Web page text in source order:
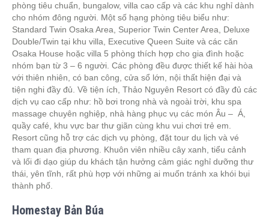
phòng tiêu chuẩn, bungalow, villa cao cấp và các khu nghỉ dành
cho nhóm đông người. Một số hạng phòng tiêu biểu như:
Standard Twin Osaka Area, Superior Twin Center Area, Deluxe
Double/Twin tại khu villa, Executive Queen Suite và các căn
Osaka House hoặc villa 5 phòng thích hợp cho gia đình hoặc
nhóm bạn từ 3 – 6 người. Các phòng đều được thiết kế hài hòa
với thiên nhiên, có ban công, cửa sổ lớn, nội thất hiện đại và
tiện nghi đầy đủ. Về tiện ích, Thảo Nguyên Resort có đầy đủ các
dịch vụ cao cấp như: hồ bơi trong nhà và ngoài trời, khu spa
massage chuyên nghiệp, nhà hàng phục vụ các món Âu – Á,
quầy café, khu vực bar thư giãn cùng khu vui chơi trẻ em.
Resort cũng hỗ trợ các dịch vụ phòng, đặt tour du lịch và vé
tham quan địa phương. Khuôn viên nhiều cây xanh, tiểu cảnh
và lối đi dạo giúp du khách tận hưởng cảm giác nghỉ dưỡng thư
thái, yên tĩnh, rất phù hợp với những ai muốn tránh xa khói bụi
thành phố.
Homestay Bản Búa